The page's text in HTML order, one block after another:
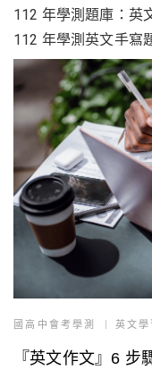
112 年學測題庫：英
112 年學測英文手寫
國高中會考學測 英文學
『英文作文』6 步